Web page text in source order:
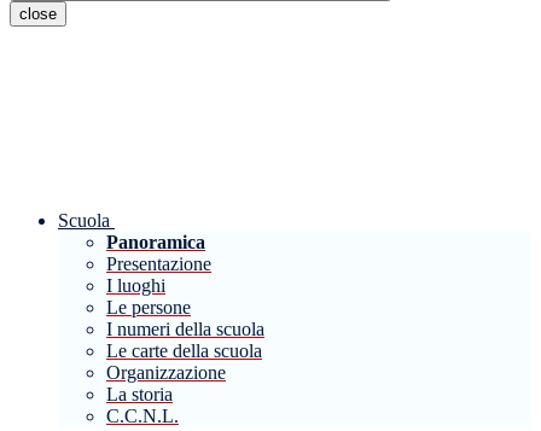
close
Scuola
Panoramica
Presentazione
I luoghi
Le persone
I numeri della scuola
Le carte della scuola
Organizzazione
La storia
C.C.N.L.